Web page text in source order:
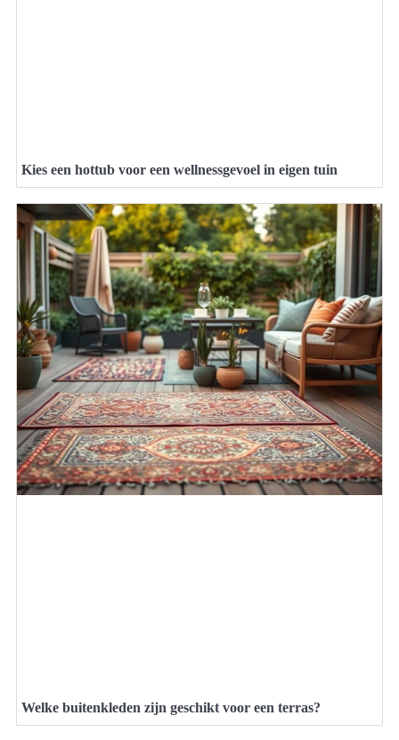
Kies een hottub voor een wellnessgevoel in eigen tuin
Welke buitenkleden zijn geschikt voor een terras?